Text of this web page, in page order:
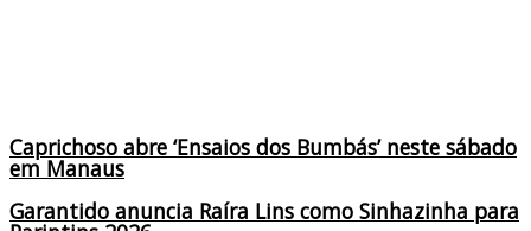
Caprichoso abre ‘Ensaios dos Bumbás’ neste sábado
em Manaus
Garantido anuncia Raíra Lins como Sinhazinha para